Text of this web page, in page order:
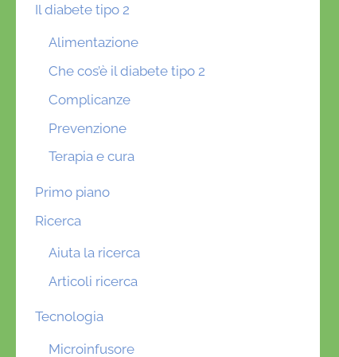
Il diabete tipo 2
Alimentazione
Che cos’è il diabete tipo 2
Complicanze
Prevenzione
Terapia e cura
Primo piano
Ricerca
Aiuta la ricerca
Articoli ricerca
Tecnologia
Microinfusore